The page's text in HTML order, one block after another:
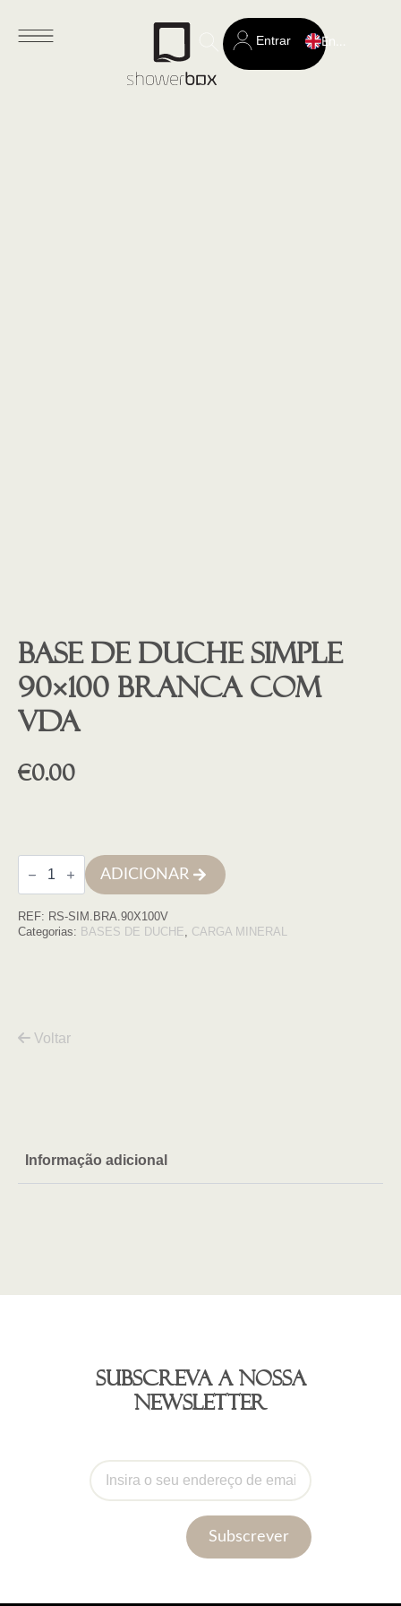
Search
for:
Entrar
Base de duche SIMPLE
90×100 BRANCA COM
VDA
€0.00
Quantidade
de
Base
duche
SIMPLE
ADICIONAR
REF: RS-SIM.BRA.90X100V
Categorias: BASES DE DUCHE, CARGA MINERAL
Voltar
Informação adicional
Subscreva a nossa
newsletter
Subscrever